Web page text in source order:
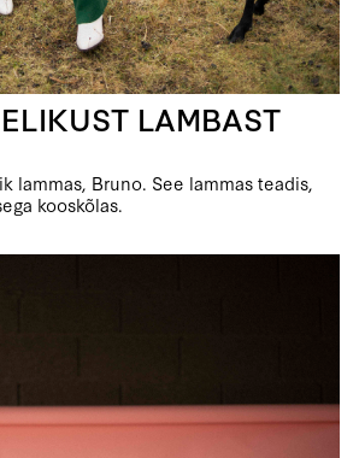
LAMBAST
lammas, Bruno. See lammas teadis,
kooskõlas.